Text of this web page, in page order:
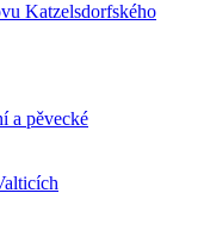
Katzelsdorfského
a pěvecké